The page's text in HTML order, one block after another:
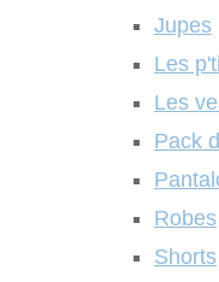
Jupes
Les
Les
Pack
Robes
Shorts